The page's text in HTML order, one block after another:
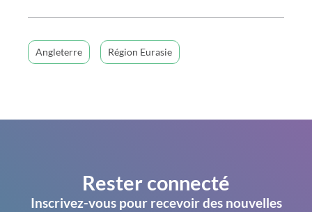
Angleterre Région Eurasie
Rester connecté
Inscrivez-vous pour recevoir des nouvelles